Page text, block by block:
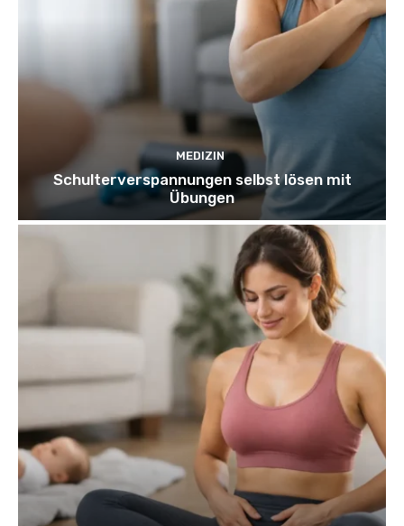
MEDIZIN
Schulterverspannungen selbst lösen mit
Übungen